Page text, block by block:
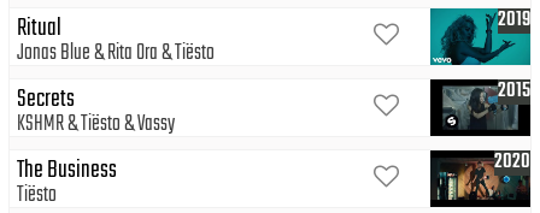
2019
Ritual
Jonas Blue Rita Ora Tiësto
2015
Secrets
KSHMR Tiësto Vassy
2020
The Business
Tiësto